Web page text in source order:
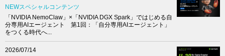
NEWスペシャルコンテンツ
「NVIDIA NemoClaw」×「NVIDIA DGX Spark」ではじめる自
分専用AIエージェント 第1回：「自分専用AIエージェント」
をつくる時代へ...
2026/07/14